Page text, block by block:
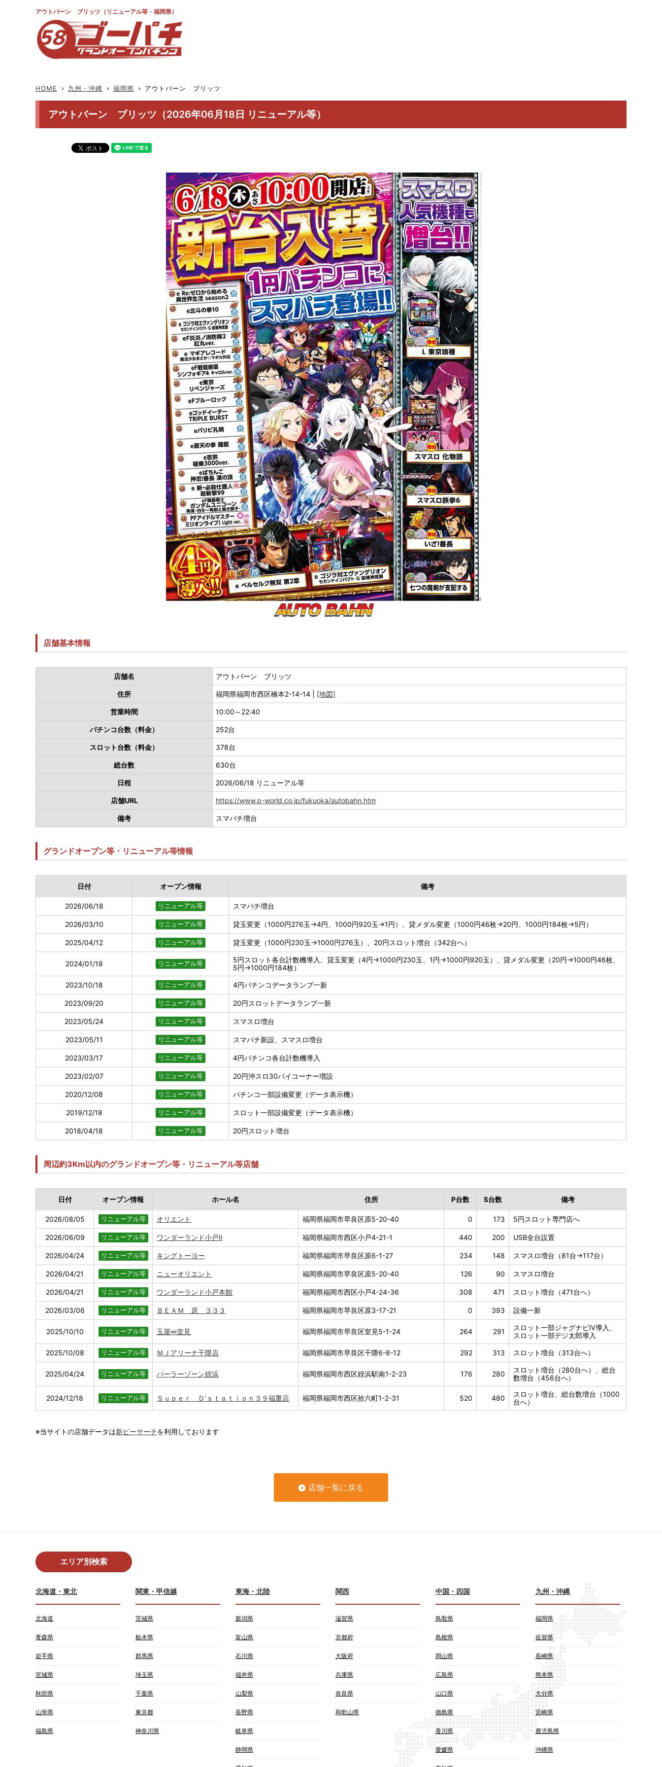
アウトバーン ブリッツ（リニューアル等・福岡県）
HOME keyboard_arrow_right 九州・沖縄 keyboard_arrow_right 福岡県 keyboard_arrow_right アウトバーン ブリッツ
アウトバーン ブリッツ（2026年06月18日 リニューアル等）
店舗基本情報
店舗名 アウトバーン ブリッツ
住所 福岡県福岡市西区橋本2-14-14 | [地図]
営業時間 10:00～22:40
パチンコ台数（料金） 252台
スロット台数（料金） 378台
総台数 630台
日程 2026/06/18 リニューアル等
店舗URL https://www.p-world.co.jp/fukuoka/autobahn.htm
備考 スマパチ増台
グランドオープン等・リニューアル等情報
日付 オープン情報 備考
2026/06/18 リニューアル等 スマパチ増台
2026/03/10 リニューアル等 貸玉変更（1000円276玉→4円、1000円920玉→1円）、貸メダル変更（1000円46枚→20円、1000円184枚→5円）
2025/04/12 リニューアル等 貸玉変更（1000円230玉→1000円276玉）、20円スロット増台（342台へ）
2024/01/18 リニューアル等
5円スロット各台計数機導入、貸玉変更（4円→1000円230玉、1円→1000円920玉）、貸メダル変更（20円→1000円46枚、
5円→1000円184枚）
2023/10/18 リニューアル等 4円パチンコデータランプ一新
2023/09/20 リニューアル等 20円スロットデータランプ一新
2023/05/24 リニューアル等 スマスロ増台
2023/05/11 リニューアル等 スマパチ新設、スマスロ増台
2023/03/17 リニューアル等 4円パチンコ各台計数機導入
2023/02/07 リニューアル等 20円沖スロ30パイコーナー増設
2020/12/08 リニューアル等 パチンコ一部設備変更（データ表示機）
2019/12/18 リニューアル等 スロット一部設備変更（データ表示機）
2018/04/18 リニューアル等 20円スロット増台
周辺約3Km以内のグランドオープン等・リニューアル等店舗
日付 オープン情報 ホール名 住所 P台数 S台数 備考
2026/08/05 リニューアル等 オリエント 福岡県福岡市早良区原5-20-40 0 173 5円スロット専門店へ
2026/06/09 リニューアル等 ワンダーランド小戸Ⅱ 福岡県福岡市西区小戸4-21-1 440 200 USB全台設置
2026/04/24 リニューアル等 キングトーヨー 福岡県福岡市早良区原6-1-27 234 148 スマスロ増台（81台→117台）
2026/04/21 リニューアル等 ニューオリエント 福岡県福岡市早良区原5-20-40 126 90 スマスロ増台
2026/04/21 リニューアル等 ワンダーランド小戸本館 福岡県福岡市西区小戸4-24-36 308 471 スロット増台（471台へ）
2026/03/06 リニューアル等 ＢＥＡＭ 原 ３３３ 福岡県福岡市早良区原3-17-21 0 393 設備一新
2025/10/10 リニューアル等 玉屋∞室見 福岡県福岡市早良区室見5-1-24 264 291
スロット一部ジャグナビⅣ導入、
スロット一部デジ太郎導入
2025/10/08 リニューアル等 ＭＪアリーナ干隈店 福岡県福岡市早良区干隈6-8-12 292 313 スロット増台（313台へ）
2025/04/24 リニューアル等 パーラーゾーン姪浜 福岡県福岡市西区姪浜駅南1-2-23 176 280
スロット増台（280台へ）、総台
数増台（456台へ）
2024/12/18 リニューアル等 Ｓｕｐｅｒ Ｄ’ｓｔａｔｉｏｎ３９福重店 福岡県福岡市西区拾六町1-2-31 520 480
スロット増台、総台数増台（1000
台へ）
※当サイトの店舗データは新ピーサーチを利用しております
店舗一覧に戻る
エリア別検索
北海道・東北
北海道
青森県
岩手県
宮城県
秋田県
山形県
福島県
関東・甲信越
茨城県
栃木県
群馬県
埼玉県
千葉県
東京都
神奈川県
東海・北陸
新潟県
富山県
石川県
福井県
山梨県
長野県
岐阜県
静岡県
関西
滋賀県
京都府
大阪府
兵庫県
奈良県
和歌山県
中国・四国
鳥取県
島根県
岡山県
広島県
山口県
徳島県
香川県
愛媛県
九州・沖縄
福岡県
佐賀県
長崎県
熊本県
大分県
宮崎県
鹿児島県
沖縄県